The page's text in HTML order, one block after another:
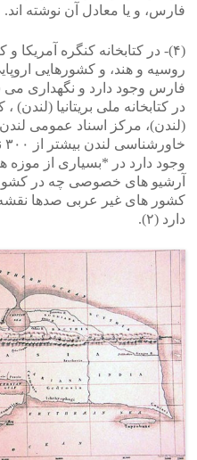
فارس، و یا معادل آن نوشته اند.‬
(۴)- در کتابخانه کنگره آمریکا و
روسیه و هند، و کشورهایی
فارس وجود دارد و نگهداری می
در کتابخانه ملی بریتانیا (لندن)
(لندن)، مرکز اسناد عمومی
وجود دارد در *بسیاری از موزه ها
آرشیو های خصوصی چه در
کشور های غیر عربی صدها نقشه
دارد‫ (۲)‬.